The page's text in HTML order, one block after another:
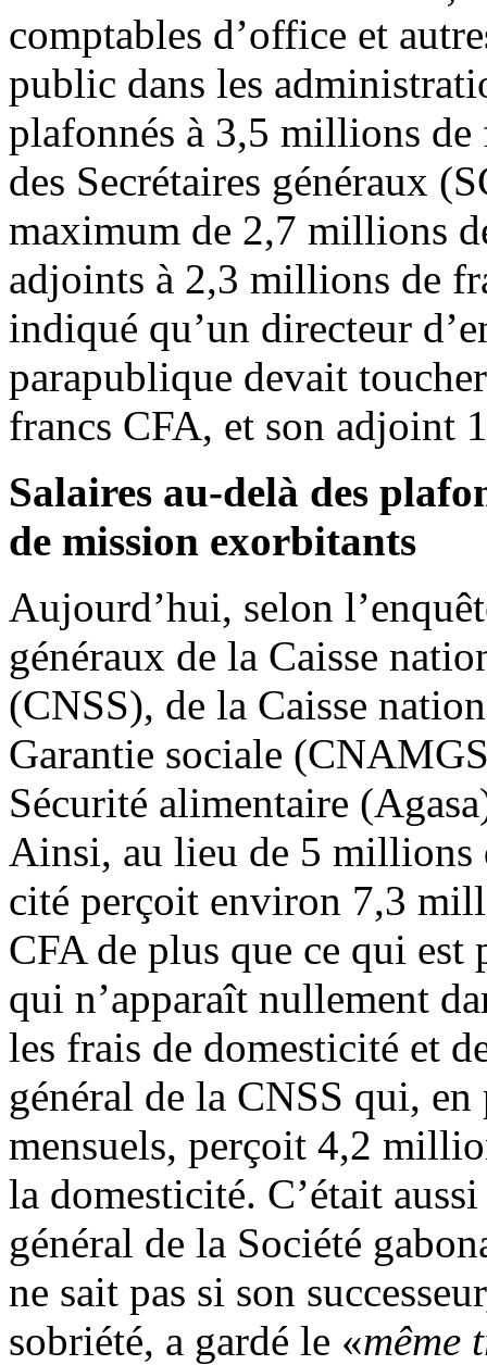
comptables d’office et
public dans les
plafonnés à 3,5 millions de
des Secrétaires généraux
maximum de 2,7 millions
adjoints à 2,3 millions de
indiqué qu’un directeur
parapublique devait
francs CFA, et son adjoint
Salaires au-delà des
de mission exorbitants
Aujourd’hui, selon
généraux de la Caisse
(CNSS), de la Caisse
Garantie sociale
Sécurité alimentaire
Ainsi, au lieu de 5 millions
cité perçoit environ 7,3
CFA de plus que ce qui est
qui n’apparaît nullement
les frais de domesticité et
général de la CNSS qui,
mensuels, perçoit 4,2
la domesticité. C’était
général de la Société
ne sait pas si son
sobriété, a gardé le «même